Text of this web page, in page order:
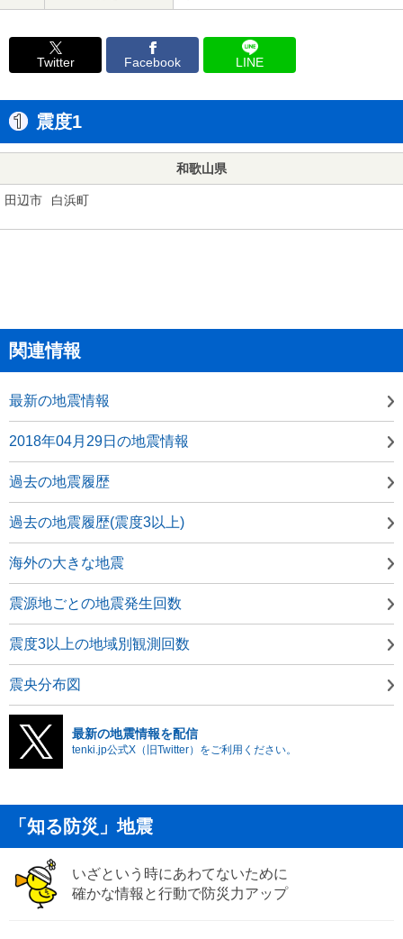
Twitter Facebook LINE
震度1
和歌山県
田辺市 白浜町
関連情報
最新の地震情報
2018年04月29日の地震情報
過去の地震履歴
過去の地震履歴(震度3以上)
海外の大きな地震
震源地ごとの地震発生回数
震度3以上の地域別観測回数
震央分布図
最新の地震情報を配信
tenki.jp公式X（旧Twitter）をご利用ください。
「知る防災」地震
いざという時にあわてないために
確かな情報と行動で防災力アップ